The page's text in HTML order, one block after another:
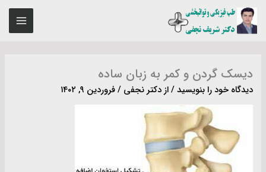
پرش
دیسک گردن و کمر به زبان ساده
دیدگاه‌ خود را بنویسید/ ازدکتر نجفی/فروردین ۹, ۱۴۰۲